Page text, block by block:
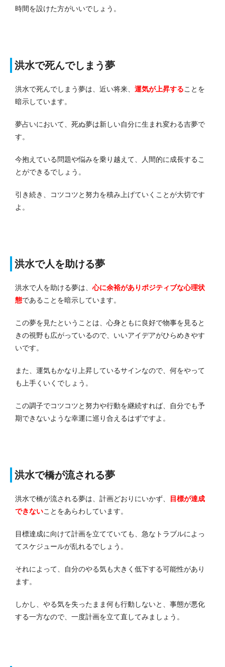
時間を設けた方がいいでしょう。
洪水で死んでしまう夢
洪水で死んでしまう夢は、近い将来、 運気が上昇することを
暗示しています。
夢占いにおいて、死ぬ夢は新しい自分に生まれ変わる吉夢で
す。
今抱えている問題や悩みを乗り越えて、人間的に成長するこ
とができるでしょう。
引き続き、コツコツと努力を積み上げていくことが大切です
よ。
洪水で人を助ける夢
洪水で人を助ける夢は、 心に余裕がありポジティブな心理状
態であることを暗示しています。
この夢を見たということは、心身ともに良好で物事を見ると
きの視野も広がっているので、いいアイデアがひらめきやす
いです。
また、運気もかなり上昇しているサインなので、何をやって
も上手くいくでしょう。
この調子でコツコツと努力や行動を継続すれば、自分でも予
期できないような幸運に巡り合えるはずですよ。
洪水で橋が流される夢
洪水で橋が流される夢は、計画どおりにいかず、
目標が達成
できないことをあらわしています。
目標達成に向けて計画を立てていても、急なトラブルによっ
てスケジュールが乱れるでしょう。
それによって、自分のやる気も大きく低下する可能性があり
ます。
しかし、やる気を失ったまま何も行動しないと、事態が悪化
する一方なので、一度計画を立て直してみましょう。